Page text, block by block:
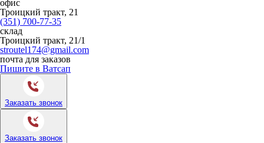
офис
Троицкий тракт, 21
(351) 700-77-35
склад
Троицкий тракт, 21/1
stroutel174@gmail.com
почта для заказов
Пишите в Ватсап
Заказать звонок
Заказать звонок